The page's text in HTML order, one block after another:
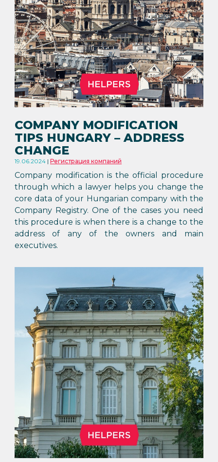
COMPANY MODIFICATION
TIPS HUNGARY – ADDRESS
CHANGE
19.06.2024 Регистрация компаний
Company modification is the official procedure
through which a lawyer helps you change the
core data of your Hungarian company with the
Company Registry. One of the cases you need
this procedure is when there is a change to the
address of any of the owners and main
executives.